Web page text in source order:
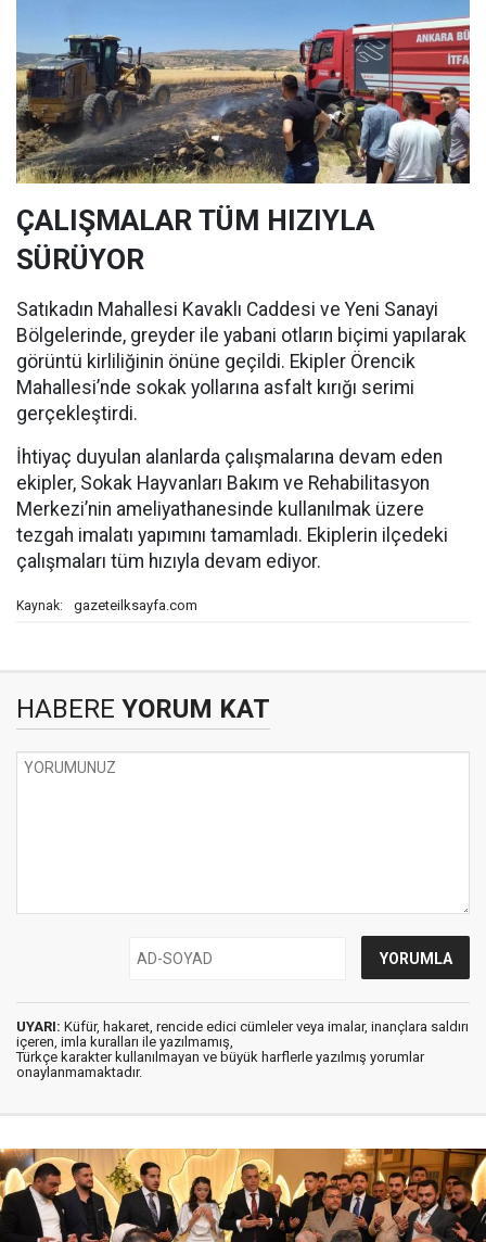
ÇALIŞMALAR TÜM HIZIYLA
SÜRÜYOR
Satıkadın Mahallesi Kavaklı Caddesi ve Yeni Sanayi
Bölgelerinde, greyder ile yabani otların biçimi yapılarak
görüntü kirliliğinin önüne geçildi. Ekipler Örencik
Mahallesi’nde sokak yollarına asfalt kırığı serimi
gerçekleştirdi.
İhtiyaç duyulan alanlarda çalışmalarına devam eden
ekipler, Sokak Hayvanları Bakım ve Rehabilitasyon
Merkezi’nin ameliyathanesinde kullanılmak üzere
tezgah imalatı yapımını tamamladı. Ekiplerin ilçedeki
çalışmaları tüm hızıyla devam ediyor.
Kaynak: gazeteilksayfa.com
HABERE YORUM KAT
UYARI: Küfür, hakaret, rencide edici cümleler veya imalar, inançlara saldırı
içeren, imla kuralları ile yazılmamış,
Türkçe karakter kullanılmayan ve büyük harflerle yazılmış yorumlar
onaylanmamaktadır.